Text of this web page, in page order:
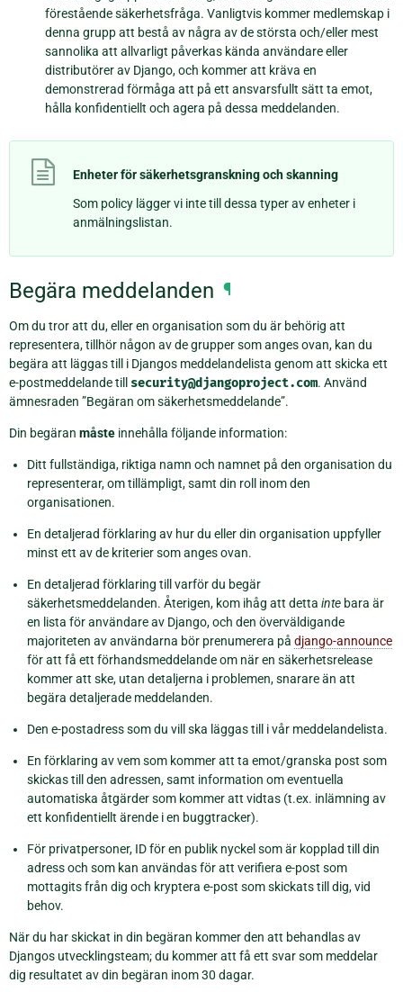
förestående säkerhetsfråga. Vanligtvis kommer medlemskap i
denna grupp att bestå av några av de största och/eller mest
sannolika att allvarligt påverkas kända användare eller
distributörer av Django, och kommer att kräva en
demonstrerad förmåga att på ett ansvarsfullt sätt ta emot,
hålla konfidentiellt och agera på dessa meddelanden.
Enheter för säkerhetsgranskning och skanning
Som policy lägger vi inte till dessa typer av enheter i
anmälningslistan.
Begära meddelanden ¶
Om du tror att du, eller en organisation som du är behörig att
representera, tillhör någon av de grupper som anges ovan, kan du
begära att läggas till i Djangos meddelandelista genom att skicka ett
e-postmeddelande till security@djangoproject.com. Använd
ämnesraden ”Begäran om säkerhetsmeddelande”.
Din begäran måste innehålla följande information:
Ditt fullständiga, riktiga namn och namnet på den organisation du
representerar, om tillämpligt, samt din roll inom den
organisationen.
En detaljerad förklaring av hur du eller din organisation uppfyller
minst ett av de kriterier som anges ovan.
En detaljerad förklaring till varför du begär
säkerhetsmeddelanden. Återigen, kom ihåg att detta inte bara är
en lista för användare av Django, och den överväldigande
majoriteten av användarna bör prenumerera på django-announce
för att få ett förhandsmeddelande om när en säkerhetsrelease
kommer att ske, utan detaljerna i problemen, snarare än att
begära detaljerade meddelanden.
Den e-postadress som du vill ska läggas till i vår meddelandelista.
En förklaring av vem som kommer att ta emot/granska post som
skickas till den adressen, samt information om eventuella
automatiska åtgärder som kommer att vidtas (t.ex. inlämning av
ett konfidentiellt ärende i en buggtracker).
För privatpersoner, ID för en publik nyckel som är kopplad till din
adress och som kan användas för att verifiera e-post som
mottagits från dig och kryptera e-post som skickats till dig, vid
behov.
När du har skickat in din begäran kommer den att behandlas av
Djangos utvecklingsteam; du kommer att få ett svar som meddelar
dig resultatet av din begäran inom 30 dagar.